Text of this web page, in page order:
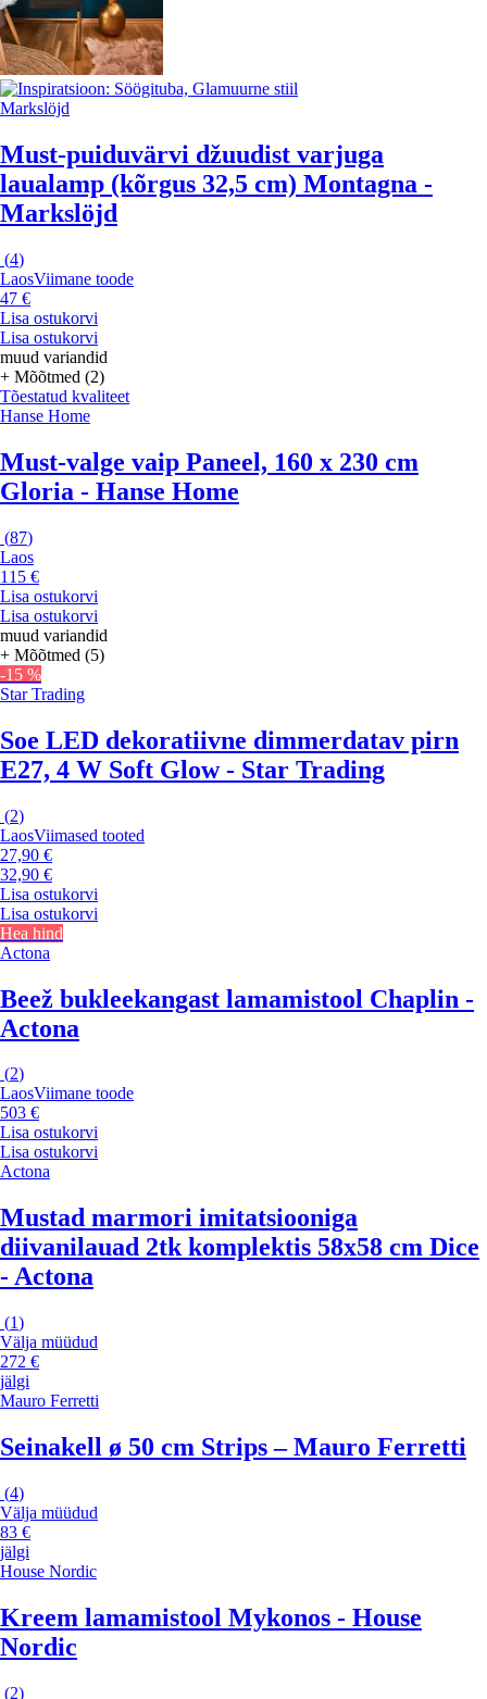
Markslöjd
Must-puiduvärvi džuudist varjuga
laualamp (kõrgus 32,5 cm) Montagna -
Markslöjd
(4)
LaosViimane toode
47 €
Lisa ostukorvi
Lisa ostukorvi
muud variandid
+ Mõõtmed (2)
Tõestatud kvaliteet
Hanse Home
Must-valge vaip Paneel, 160 x 230 cm
Gloria - Hanse Home
(87)
Laos
115 €
Lisa ostukorvi
Lisa ostukorvi
muud variandid
+ Mõõtmed (5)
-15 %
Star Trading
Soe LED dekoratiivne dimmerdatav pirn
E27, 4 W Soft Glow - Star Trading
(2)
LaosViimased tooted
27,90 €
32,90 €
Lisa ostukorvi
Lisa ostukorvi
Hea hind
Actona
Beež bukleekangast lamamistool Chaplin -
Actona
(2)
LaosViimane toode
503 €
Lisa ostukorvi
Lisa ostukorvi
Actona
Mustad marmori imitatsiooniga
diivanilauad 2tk komplektis 58x58 cm Dice
- Actona
(1)
Välja müüdud
272 €
jälgi
Mauro Ferretti
Seinakell ø 50 cm Strips – Mauro Ferretti
(4)
Välja müüdud
83 €
jälgi
House Nordic
Kreem lamamistool Mykonos - House
Nordic
(2)